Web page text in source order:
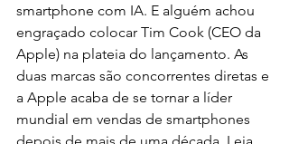
smartphone com IA. E alguém achou
engraçado colocar Tim Cook (CEO da
Apple) na plateia do lançamento. As
duas marcas são concorrentes diretas e
a Apple acaba de se tornar a líder
mundial em vendas de smartphones